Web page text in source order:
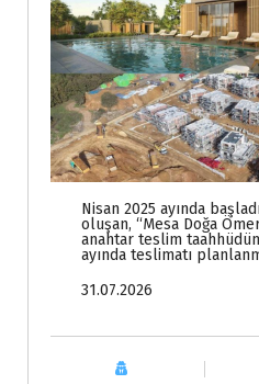
Nisan 2025 ayında
oluşan, “Mesa Doğa
anahtar teslim
ayında teslimatı
31.07.2026